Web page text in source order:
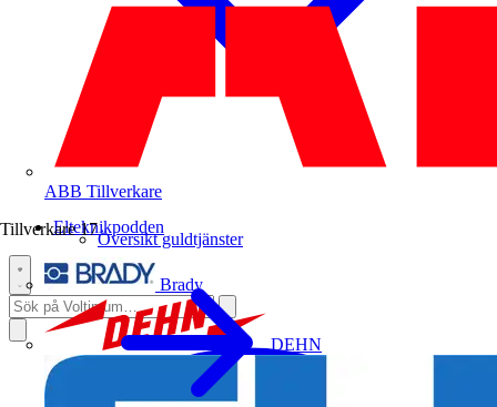
ABB Tillverkare
Tillverkare 17
Brady
DEHN
Översikt guldtjänster
Elteknikpodden